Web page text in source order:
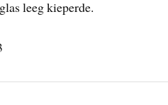
leeg kieperde.